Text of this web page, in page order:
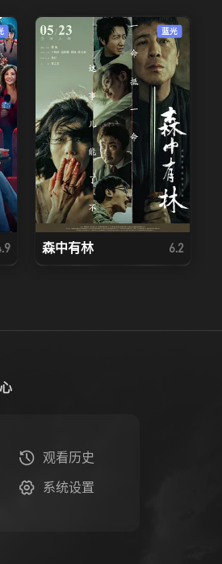
蓝光
森中有林 6.2
观看历史
系统设置